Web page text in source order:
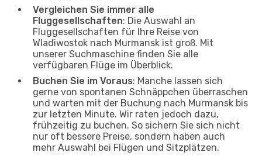
Vergleichen Sie immer alle
Fluggesellschaften: Die Auswahl an
Fluggesellschaften für Ihre Reise von
Wladiwostok nach Murmansk ist groß. Mit
unserer Suchmaschine finden Sie alle
verfügbaren Flüge im Überblick.
Buchen Sie im Voraus: Manche lassen sich
gerne von spontanen Schnäppchen überraschen
und warten mit der Buchung nach Murmansk bis
zur letzten Minute. Wir raten jedoch dazu,
frühzeitig zu buchen. So sichern Sie sich nicht
nur oft bessere Preise, sondern haben auch
mehr Auswahl bei Flügen und Sitzplätzen.